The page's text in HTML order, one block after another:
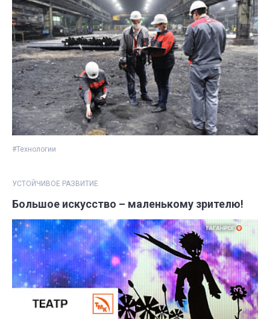
#Технологии
УСТОЙЧИВОЕ РАЗВИТИЕ
Большое искусство – маленькому зрителю!